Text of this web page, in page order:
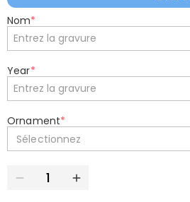
Nom*
Year*
Ornament*
Sélectionnez